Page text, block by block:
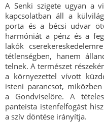
A Senki szigete ugyan a
kapcsolatban áll a
porta és a bécsi udvar
harmóniát a pénz és a
lakók
tétlenségben, hanem
telnek. A természet
a környezettel vívott
isteni parancsot,
a Gondviselőre. A
panteista istenfelfogást
a szív döntése irányítja.